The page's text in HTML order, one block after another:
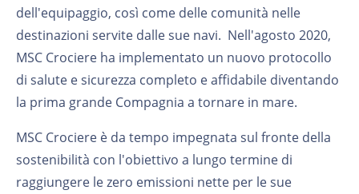
dell'equipaggio, così come delle comunità nelle
destinazioni servite dalle sue navi. Nell'agosto 2020,
MSC Crociere ha implementato un nuovo protocollo
di salute e sicurezza completo e affidabile diventando
la prima grande Compagnia a tornare in mare.
MSC Crociere è da tempo impegnata sul fronte della
sostenibilità con l'obiettivo a lungo termine di
raggiungere le zero emissioni nette per le sue